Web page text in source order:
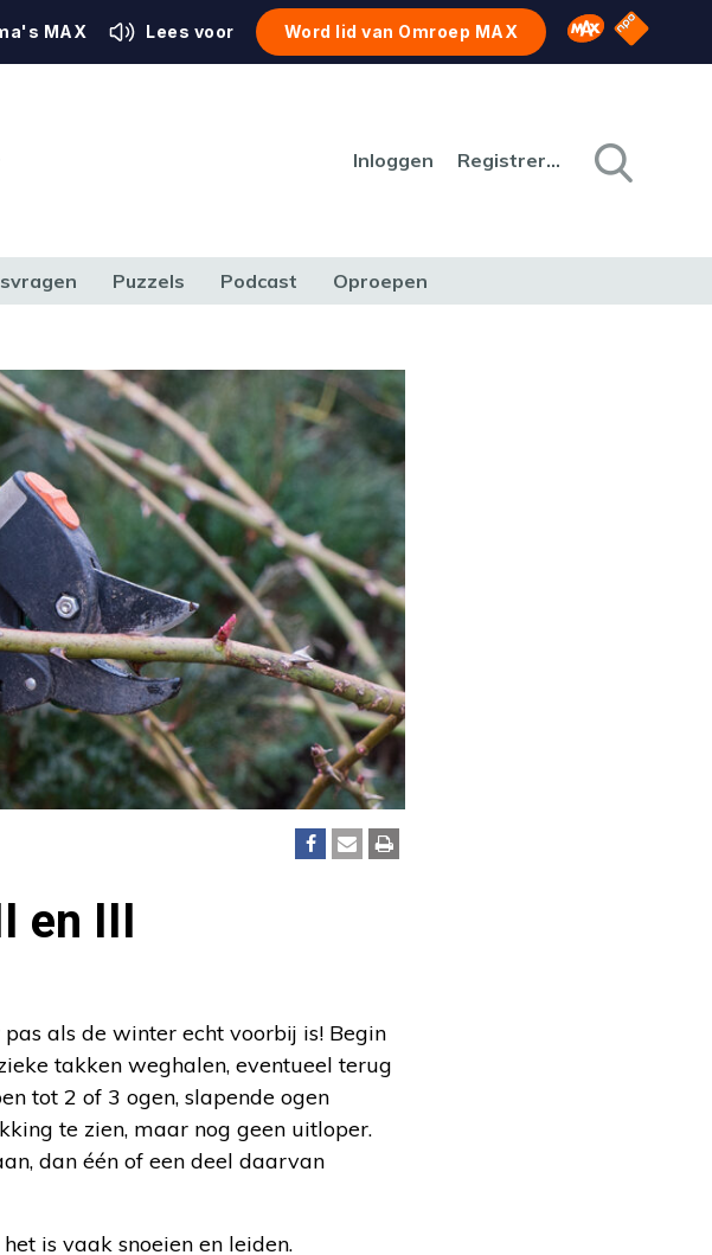
MAX Lees voor Word lid van Omroep MAX Omroep MAX
NPO
Inloggen Registreren
Puzzels Podcast Oproepen
en III
als de winter echt voorbij is! Begin
takken weghalen, eventueel terug
tot 2 of 3 ogen, slapende ogen
te zien, maar nog geen uitloper.
dan één of een deel daarvan
is vaak snoeien en leiden.